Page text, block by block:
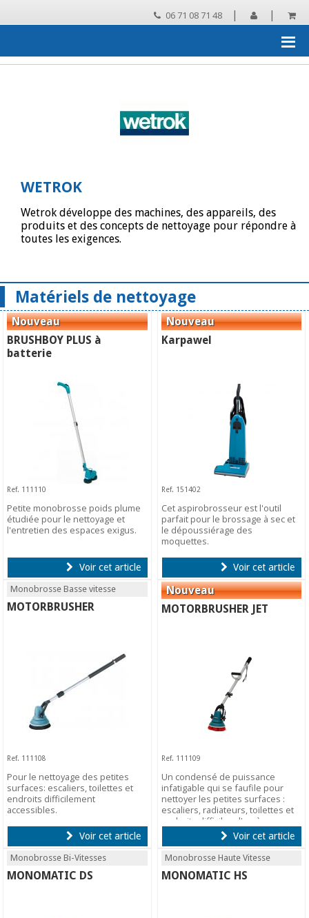
06 71 08 71 48 | |
WETROK
Wetrok développe des machines, des appareils, des
produits et des concepts de nettoyage pour répondre à
toutes les exigences.
Matériels de nettoyage
BRUSHBOY PLUS à
batterie
Ref. 111110
Petite monobrosse poids plume
étudiée pour le nettoyage et
l'entretien des espaces exigus.
Voir cet article
Karpawel
Ref. 151402
Cet aspirobrosseur est l'outil
parfait pour le brossage à sec et
le dépoussiérage des
moquettes.
Voir cet article
Monobrosse Basse vitesse
MOTORBRUSHER
Ref. 111108
Pour le nettoyage des petites
surfaces: escaliers, toilettes et
endroits difficilement
accessibles.
Voir cet article
MOTORBRUSHER JET
Ref. 111109
Un condensé de puissance
infatigable qui se faufile pour
nettoyer les petites surfaces :
escaliers, radiateurs, toilettes et
endroits difficiles d'accès.
Voir cet article
Monobrosse Bi-Vitesses
MONOMATIC DS
Monobrosse Haute Vitesse
MONOMATIC HS